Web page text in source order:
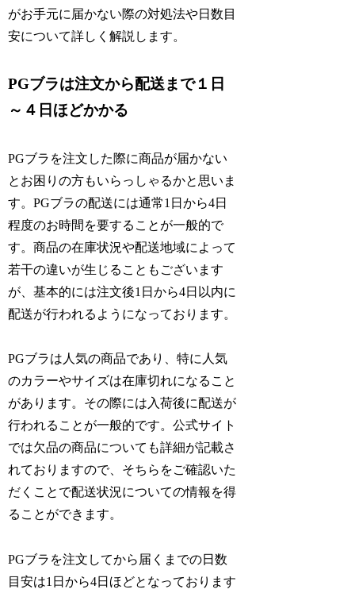
がお手元に届かない際の対処法や日数目
安について詳しく解説します。
PGブラは注文から配送まで１日
～４日ほどかかる
PGブラを注文した際に商品が届かない
とお困りの方もいらっしゃるかと思いま
す。PGブラの配送には通常1日から4日
程度のお時間を要することが一般的で
す。商品の在庫状況や配送地域によって
若干の違いが生じることもございます
が、基本的には注文後1日から4日以内に
配送が行われるようになっております。
PGブラは人気の商品であり、特に人気
のカラーやサイズは在庫切れになること
があります。その際には入荷後に配送が
行われることが一般的です。公式サイト
では欠品の商品についても詳細が記載さ
れておりますので、そちらをご確認いた
だくことで配送状況についての情報を得
ることができます。
PGブラを注文してから届くまでの日数
目安は1日から4日ほどとなっております